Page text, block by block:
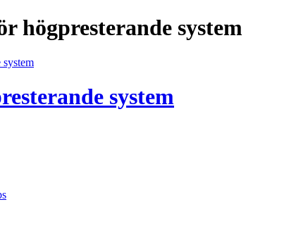
högpresterande system
system